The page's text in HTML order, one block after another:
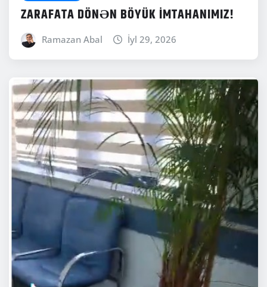
ZARAFATA DÖNƏN BÖYÜK İMTAHANIMIZ!
Ramazan Abal İyl 29, 2026